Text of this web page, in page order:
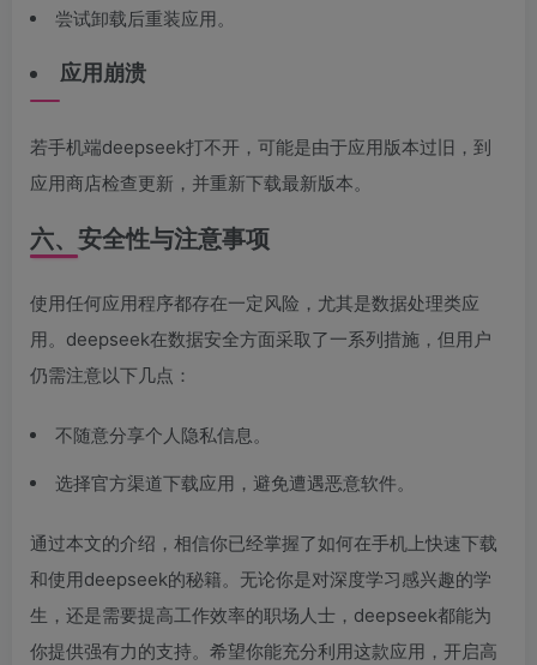
尝试卸载后重装应用。
应用崩溃
若手机端deepseek打不开，可能是由于应用版本过旧，到
应用商店检查更新，并重新下载最新版本。
六、安全性与注意事项
使用任何应用程序都存在一定风险，尤其是数据处理类应
用。deepseek在数据安全方面采取了一系列措施，但用户
仍需注意以下几点：
不随意分享个人隐私信息。
选择官方渠道下载应用，避免遭遇恶意软件。
通过本文的介绍，相信你已经掌握了如何在手机上快速下载
和使用deepseek的秘籍。无论你是对深度学习感兴趣的学
生，还是需要提高工作效率的职场人士，deepseek都能为
你提供强有力的支持。希望你能充分利用这款应用，开启高